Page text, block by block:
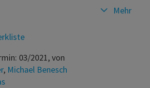
03/2021, von
, Michael Benesch
Mehr